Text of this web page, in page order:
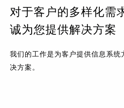
对于客户的多样化需
诚为您提供解决方案
我们的工作是为客户提供信息系统
决方案。